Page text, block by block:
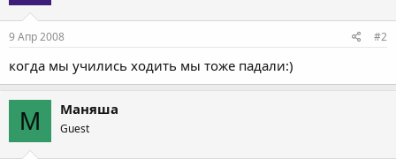
9 Апр 2008 #2
когда мы учились ходить мы тоже падали:)
М Маняша
Guest